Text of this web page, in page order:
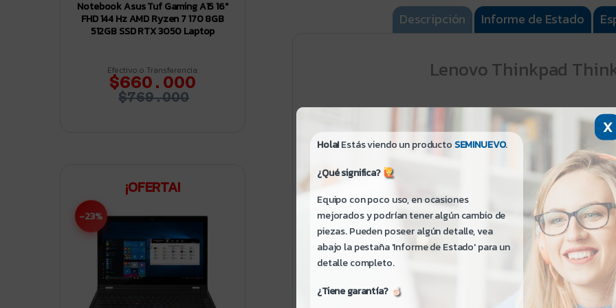
Descripción Informe de Estado
Lenovo Thinkpad
¡Hola! Si me lees no te quedarán dudas:
- Para información detallada haz clic en la pestaña
- Para mayor información de detalles estéticos del
Estado.
Condición: Seminuevo - Excelente Estado
Condición de la Caja: No Posee
Garantía:
- 180 Días por Servicio Técnico, 90 Días Cargador,
- Fabricante: No Disponible
Notebook Asus Tuf Gaming A15 16″
FHD 144 Hz AMD Ryzen 7 170 8GB
512GB SSD RTX 3050 Laptop
Efectivo o Transferencia:
$660.000
$769.000
¡OFERTA!
-23%
X
Hola!Estás viendo un producto SEMINUEVO.
¿Qué significa?
Equipo con poco uso, en ocasiones
mejorados y podrían tener algún cambio de
piezas. Pueden poseer algún detalle, vea
abajo la pestaña 'Informe de Estado' para un
detalle completo.
¿Tiene garantía?